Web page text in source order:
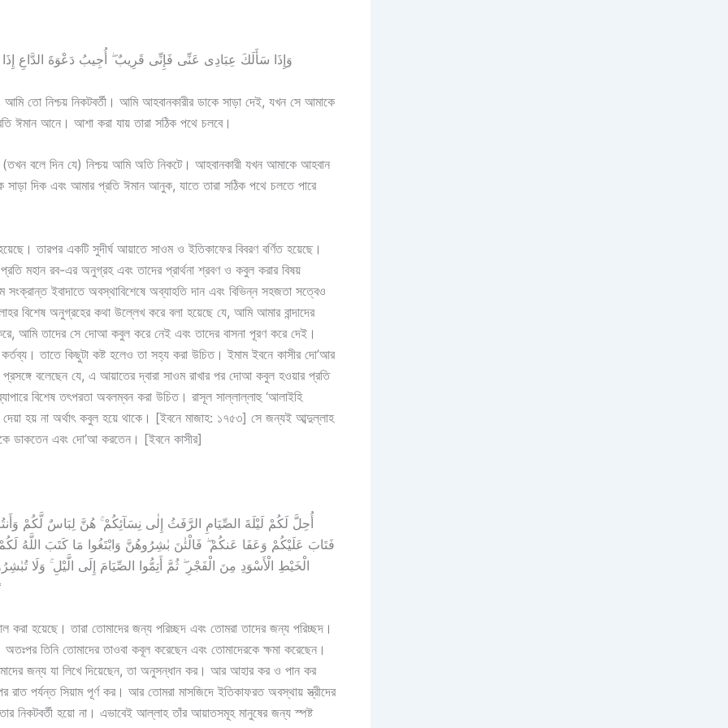
وَإِذَا سَأَلَكَ عِبَادِى عَنِّى فَإِنِّى قَرِيبٌ ۖ أُجِيبُ دَعْوَةَ الدَّاعِ
তো নিশ্চয় নিকটবর্তী। আমি আহবানকারীর ডাকে সাড়া দেই, যখন সে আমাকে
ঈমান আনে। আশা করা যায় তারা সঠিক পথে চলবে।
বলে দিন যে) নিশ্চয় আমি অতি নিকটে। আহবানকারী যখন আমাকে আহবান
দিক এবং আমার প্রতি ঈমান আনুক, যাতে তারা সঠিক পথে চলতে পারে
তারপর একটি সুদীর্ঘ আয়াতে সাওম ও ইতিকাফের বিবরণ বর্ণিত হয়েছে।
প্রতি মহান রব-এর অনুগ্রহ এবং তাদের প্রার্থনা শ্রবণ ও কবুল করার বিষয়
ইবাদাতে অবস্থাবিশেষে অব্যাহতি দান এবং বিভিন্ন সহজতা সত্বেও
বিশেষ অনুগ্রহের কথা উল্লেখ করে বলা হয়েছে যে, আমি আমার বান্দাদের
আমি তাদের সে দোআ কবুল করে নেই এবং তাদের বাসনা পূরণ করে দেই।
তাতে কিছুটা কষ্ট হলেও তা সহ্য করা উচিত। ইমাম ইবনে কাসীর দো’আর
প্রসঙ্গে বলেছেন যে, এ আয়াতের দ্বারা সাওম রাখার পর দোআ কবুল হওয়ার প্রতি
বিশেষ তৎপরতা অবলম্বন করা উচিত। রাসূল সাল্লাল্লাহু ‘আলাইহি
দেয়া হয় না অর্থাৎ কবুল হয়ে থাকে। [ইবনে মাজাহ: ১৭৫৩] সে জন্যই আব্দুল্লাহ
ডাকতেন এবং দো’আ করতেন। [ইবনে কাসীর]
أُحِلَّ لَكُمْ لَيْلَةَ الصِّيَامِ الرَّفَثُ إِلٰى نِسَآئِكُمْ ۚ هُنَّ لِبَاسٌ لَّكُمْ
فَتَابَ عَلَيْكُمْ وَعَفَا عَنكُمْ ۖ فَالْئٰنَ بٰشِرُوهُنَّ وَابْتَغُوا مَا كَتَبَ اللَّهُ
الْخَيْطِ الْأَسْوَدِ مِنَ الْفَجْرِ ۖ ثُمَّ أَتِمُّوا الصِّيَامَ إِلَى الَّيْلِ ۚ وَلَا
করা হয়েছে। তারা তোমাদের জন্য পরিচ্ছদ এবং তোমরা তাদের জন্য পরিচ্ছদ।
তিনি তোমাদের তাওবা কবূল করেছেন এবং তোমাদেরকে ক্ষমা করেছেন।
জন্য যা লিখে দিয়েছেন, তা অনুসন্ধান কর। আর আহার কর ও পান কর
রাত পর্যন্ত সিয়াম পূর্ণ কর। আর তোমরা মাসজিদে ইতিকাফরত অবস্থায় স্ত্রীদের
নিকটবর্তী হয়ো না। এভাবেই আল্লাহ তাঁর আয়াতসমূহ মানুষের জন্য স্পষ্ট